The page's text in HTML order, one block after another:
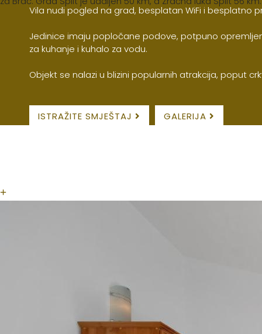
Vila nudi pogled na grad, besplatan WiFi i besplatno
Jedinice imaju popločane podove, potpuno
za kuhanje i kuhalo za vodu.
Objekt se nalazi u blizini popularnih atrakcija, poput
ISTRAŽITE SMJEŠTAJ GALERIJA
+